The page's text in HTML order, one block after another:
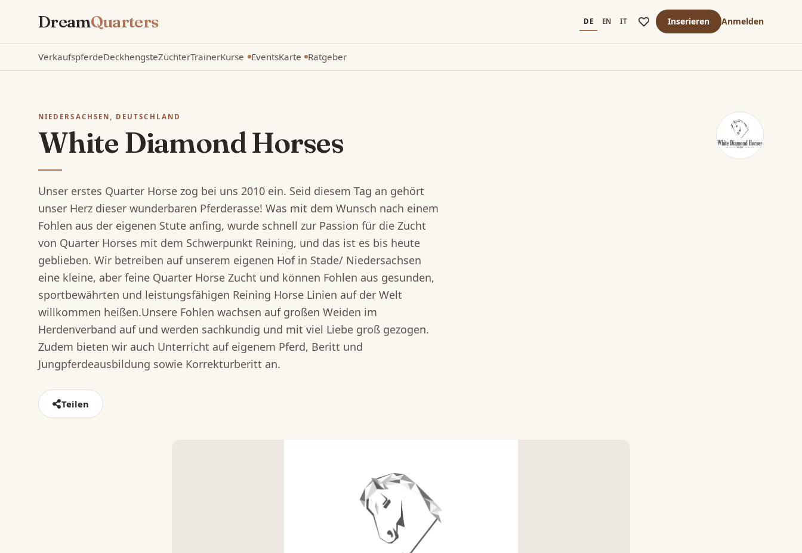
DreamQuarters DE EN IT Inserieren Anmelden
VerkaufspferdeDeckhengsteZüchterTrainerKurse
Neu
EventsKarte
Neu
Ratgeber
NIEDERSACHSEN, DEUTSCHLAND
White Diamond Horses
Unser erstes Quarter Horse zog bei uns 2010 ein. Seid diesem Tag an gehört
unser Herz dieser wunderbaren Pferderasse! Was mit dem Wunsch nach einem
Fohlen aus der eigenen Stute anfing, wurde schnell zur Passion für die Zucht
von Quarter Horses mit dem Schwerpunkt Reining, und das ist es bis heute
geblieben. Wir betreiben auf unserem eigenen Hof in Stade/ Niedersachsen
eine kleine, aber feine Quarter Horse Zucht und können Fohlen aus gesunden,
sportbewährten und leistungsfähigen Reining Horse Linien auf der Welt
willkommen heißen. ​Unsere Fohlen wachsen auf großen Weiden im
Herdenverband auf und werden sachkundig und mit viel Liebe groß gezogen. ​
Zudem bieten wir auch Unterricht auf eigenem Pferd, Beritt und
Jungpferdeausbildung sowie Korrekturberitt an.
Teilen